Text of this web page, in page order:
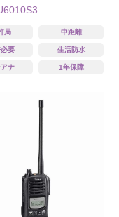
局 中距離
要 生活防水
ナ 1年保障